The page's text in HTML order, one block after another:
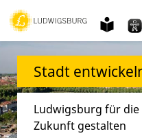
Stadt
Ludwigsburg für die
Zukunft gestalten